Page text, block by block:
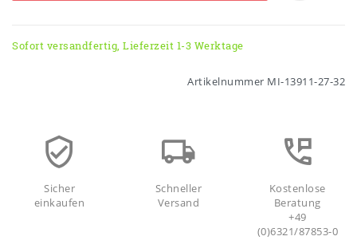
Sofort versandfertig, Lieferzeit 1-3 Werktage
Artikelnummer MI-13911-27-32
Sicher
einkaufen
Schneller
Versand
Kostenlose
Beratung
+49
(0)6321/87853-0